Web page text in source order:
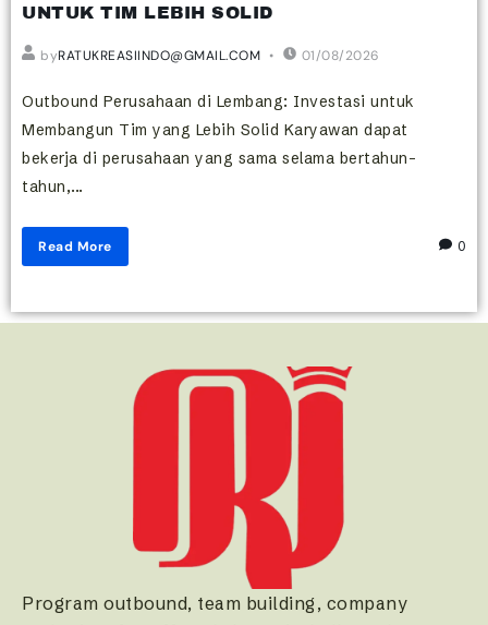
UNTUK TIM LEBIH SOLID
byRATUKREASIINDO@GMAIL.COM 01/08/2026
Outbound Perusahaan di Lembang: Investasi untuk
Membangun Tim yang Lebih Solid Karyawan dapat
bekerja di perusahaan yang sama selama bertahun-
tahun,...
Read More 0
Program outbound, team building, company